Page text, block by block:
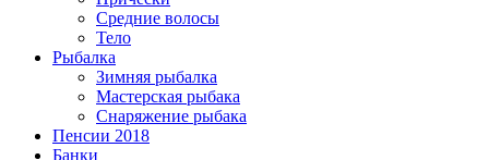
Средние волосы
Тело
Рыбалка
Зимняя рыбалка
Мастерская рыбака
Снаряжение рыбака
Пенсии 2018
Банки